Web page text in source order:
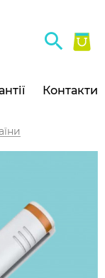
Контакти